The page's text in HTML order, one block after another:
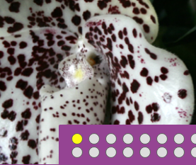
1 2 3 4 5 6 7
8
19 20 21 22 23 24 25